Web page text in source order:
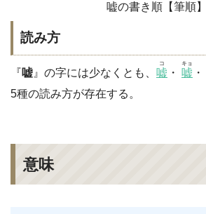
嘘の書き順【筆順】
読み方
『嘘』の字には少なくとも、 嘘
コ
・ 嘘
キョ
・
5種の読み方が存在する。
意味